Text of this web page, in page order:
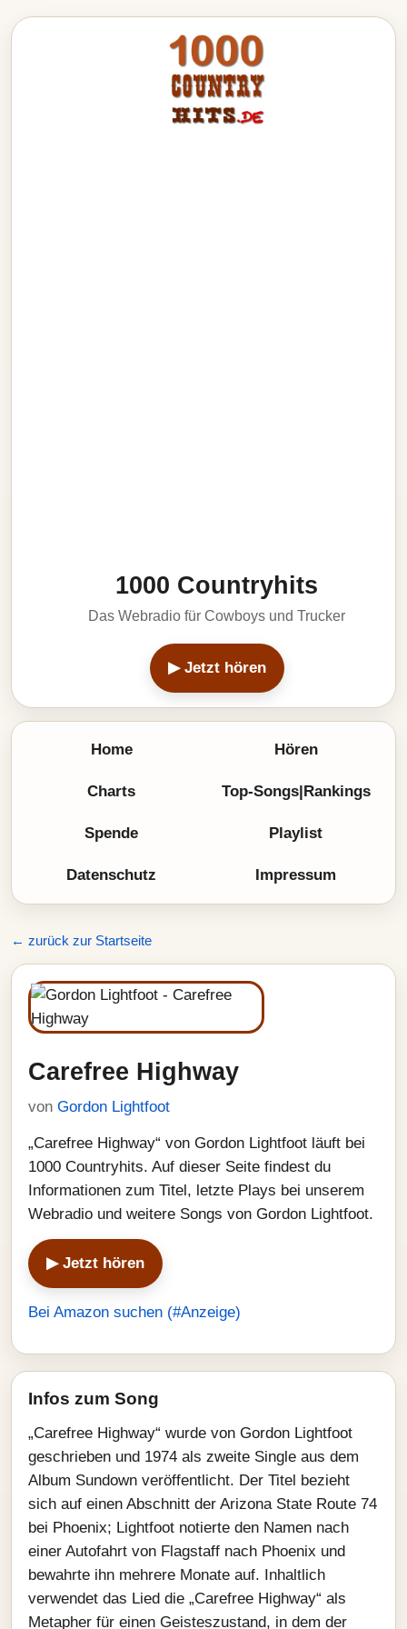
1000 Countryhits
Das Webradio für Cowboys und Trucker
▶ Jetzt hören
Home Hören
Charts Top-Songs|Rankings
Spende Playlist
Datenschutz Impressum
← zurück zur Startseite
Carefree Highway
von Gordon Lightfoot
„Carefree Highway“ von Gordon Lightfoot läuft bei
1000 Countryhits. Auf dieser Seite findest du
Informationen zum Titel, letzte Plays bei unserem
Webradio und weitere Songs von Gordon Lightfoot.
▶ Jetzt hören
Bei Amazon suchen (#Anzeige)
Infos zum Song
„Carefree Highway“ wurde von Gordon Lightfoot
geschrieben und 1974 als zweite Single aus dem
Album Sundown veröffentlicht. Der Titel bezieht
sich auf einen Abschnitt der Arizona State Route 74
bei Phoenix; Lightfoot notierte den Namen nach
einer Autofahrt von Flagstaff nach Phoenix und
bewahrte ihn mehrere Monate auf. Inhaltlich
verwendet das Lied die „Carefree Highway“ als
Metapher für einen Geisteszustand, in dem der